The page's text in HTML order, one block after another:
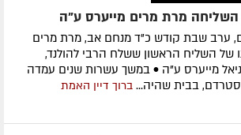
השליחה מרת מרים מייערס ע"ה
היום, ערב שבת קודש כ"ד מנחם אב, מרת מרים
של השליח הראשון ששלח הרבי להולנד,
מייערס ע"ה • במשך עשרות שנים עמדה
בבית שהיה... ברוך דיין האמת